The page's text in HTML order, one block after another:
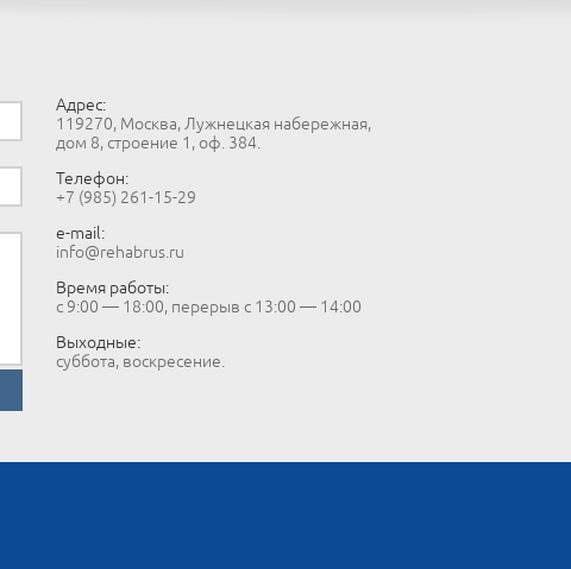
Адрес:
119270, Москва, Лужнецкая набережная,
дом 8, строение 1, оф. 384.
Телефон:
+7 (985) 261-15-29
e-mail:
info@rehabrus.ru
Время работы:
с 9:00 — 18:00, перерыв с 13:00 — 14:00
Выходные:
суббота, воскресение.